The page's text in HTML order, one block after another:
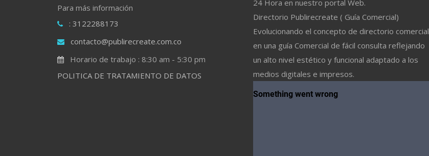
Para más información
: 3122288173
contacto@publirecreate.com.co
Horario de trabajo : 8:30 am - 5:30 pm
POLITICA DE TRATAMIENTO DE DATOS
24 Hora en nuestro portal Web.
Directorio Publirecreate ( Guía Comercial)
Evolucionando el concepto de directorio comercial
en una guía Comercial de fácil consulta reflejando
un alto nivel estético y funcional adaptado a los
medios digitales e impresos.